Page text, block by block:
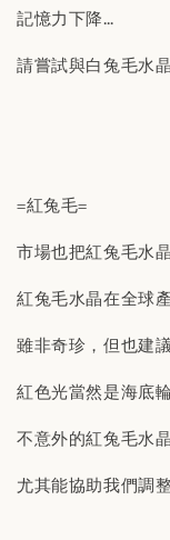
記憶力下降…
請嘗試與白兔毛水晶
=紅兔毛=
市場也把紅兔毛水
紅兔毛水晶在全球
雖非奇珍，但也建
紅色光當然是海底
不意外的紅兔毛水
尤其能協助我們調